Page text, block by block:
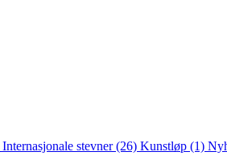
Internasjonale stevner (26) Kunstløp (1)